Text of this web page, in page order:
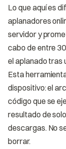
Lo que aquí es
aplanadores
servidor y
cabo de entre
el aplanado tras
Esta
dispositivo: el
código que se
resultado de
descargas. No
borrar.